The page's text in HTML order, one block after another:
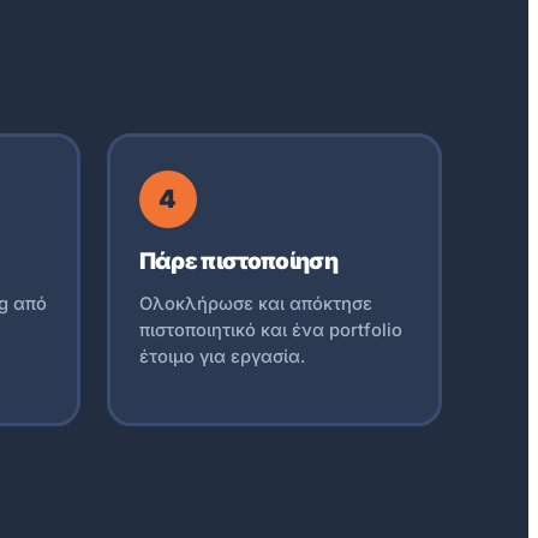
από
4
Πάρε πιστοποίηση
Ολοκλήρωσε και απόκτησε
πιστοποιητικό και ένα portfolio
έτοιμο για εργασία.